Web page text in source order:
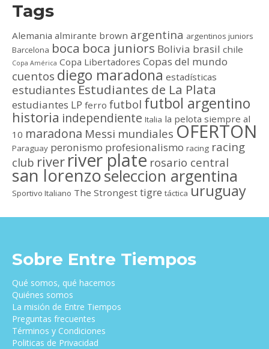
Tags
Alemania almirante brown argentina argentinos juniors
Barcelona boca boca juniors Bolivia brasil chile
Copa América Copa Libertadores Copas del mundo
cuentos diego maradona estadísticas
estudiantes Estudiantes de La Plata
estudiantes LP ferro futbol futbol argentino
historia independiente Italia la pelota siempre al
10 maradona Messi mundiales OFERTON
Paraguay peronismo profesionalismo racing racing
club river river plate rosario central
san lorenzoseleccion argentina
Sportivo Italiano The Strongest tigre táctica uruguay
Sobre Entre Tiempos
Qué somos, qué hacemos
Quiénes somos
La misión de Entre Tiempos
Preguntas frecuentes
Términos y Condiciones
Politicas de Privacidad